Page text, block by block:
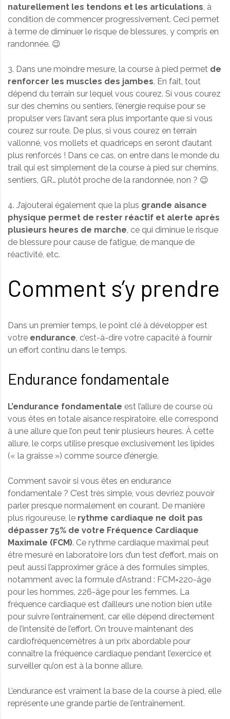
naturellement les tendons et les articulations, à
condition de commencer progressivement. Ceci permet
à terme de diminuer le risque de blessures, y compris en
randonnée. 😉
3. Dans une moindre mesure, la course à pied permet de
renforcer les muscles des jambes. En fait, tout
dépend du terrain sur lequel vous courez. Si vous courez
sur des chemins ou sentiers, l’énergie requise pour se
propulser vers l’avant sera plus importante que si vous
courez sur route. De plus, si vous courez en terrain
vallonné, vos mollets et quadriceps en seront d’autant
plus renforcés ! Dans ce cas, on entre dans le monde du
trail qui est simplement de la course à pied sur chemins,
sentiers, GR… plutôt proche de la randonnée, non ? 😉
4. J’ajouterai également que la plus grande aisance
physique permet de rester réactif et alerte après
plusieurs heures de marche, ce qui diminue le risque
de blessure pour cause de fatigue, de manque de
réactivité, etc.
Comment s’y prendre
Dans un premier temps, le point clé à développer est
votre endurance, c’est-à-dire votre capacité à fournir
un effort continu dans le temps.
Endurance fondamentale
L’endurance fondamentale est l’allure de course où
vous êtes en totale aisance respiratoire, elle correspond
à une allure que l’on peut tenir plusieurs heures. À cette
allure, le corps utilise presque exclusivement les lipides
(« la graisse ») comme source d’énergie.
Comment savoir si vous êtes en endurance
fondamentale ? C’est très simple, vous devriez pouvoir
parler presque normalement en courant. De manière
plus rigoureuse, le rythme cardiaque ne doit pas
dépasser 75% de votre Fréquence Cardiaque
Maximale (FCM). Ce rythme cardiaque maximal peut
être mesuré en laboratoire lors d’un test d’effort, mais on
peut aussi l’approximer grâce à des formules simples,
notamment avec la formule d’Astrand : FCM=220-âge
pour les hommes, 226-âge pour les femmes. La
fréquence cardiaque est d’ailleurs une notion bien utile
pour suivre l’entraînement, car elle dépend directement
de l’intensité de l’effort. On trouve maintenant des
cardiofréquencemètres à un prix abordable pour
connaître la fréquence cardiaque pendant l’exercice et
surveiller qu’on est à la bonne allure.
L’endurance est vraiment la base de la course à pied, elle
représente une grande partie de l’entraînement.